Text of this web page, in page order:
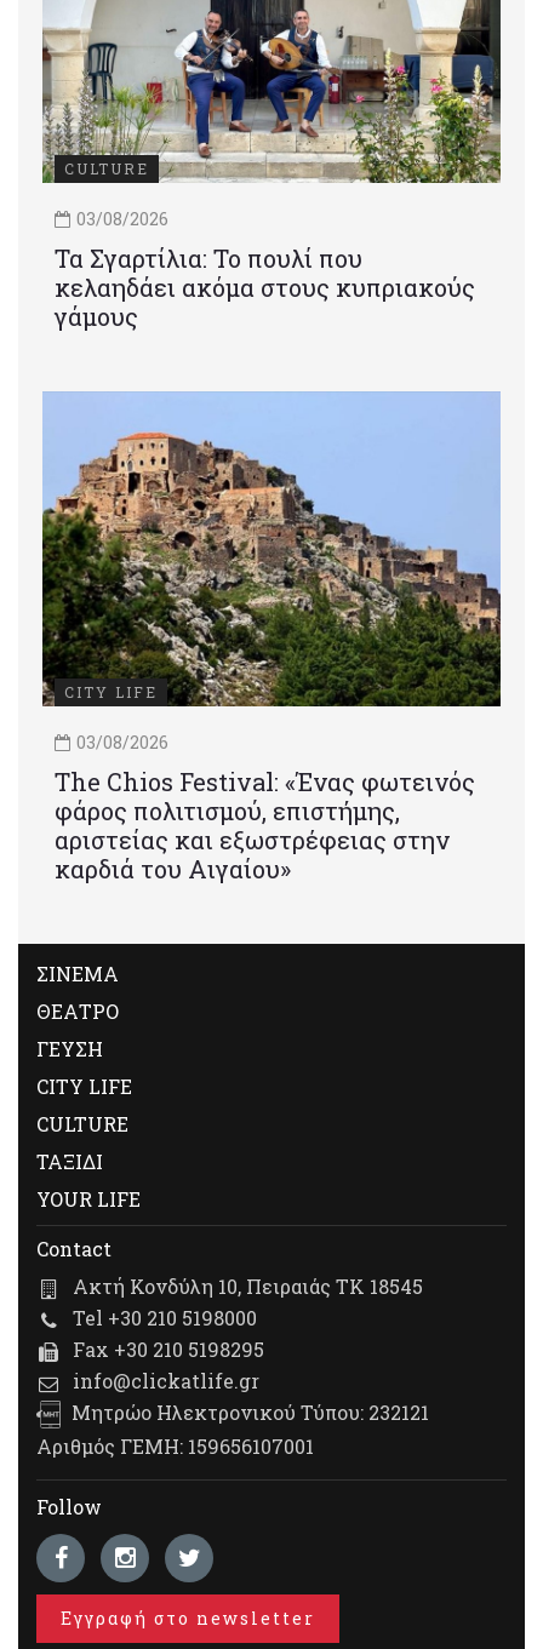
CULTURE
03/08/2026
Τα Σγαρτίλια: Το πουλί που
κελαηδάει ακόμα στους κυπριακούς
γάμους
CITY LIFE
03/08/2026
Τhe Chios Festival: «Ένας φωτεινός
φάρος πολιτισμού, επιστήμης,
αριστείας και εξωστρέφειας στην
καρδιά του Αιγαίου»
ΣΙΝΕΜΑ
ΘΕΑΤΡΟ
ΓΕΥΣΗ
CITY LIFE
CULTURE
ΤΑΞΙΔΙ
YOUR LIFE
Contact
Ακτή Κονδύλη 10, Πειραιάς ΤΚ 18545
Tel +30 210 5198000
Fax +30 210 5198295
info@clickatlife.gr
Μητρώο Ηλεκτρονικού Τύπου: 232121
Αριθμός ΓΕΜΗ: 159656107001
Follow
Εγγραφή στο newsletter